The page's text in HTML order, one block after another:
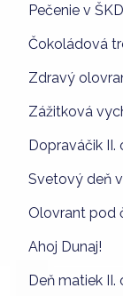
Pečenie v ŠKD
Čokoládová
Zdravý
Zážitková
Dopraváčik II.
Svetový deň
Olovrant pod
Ahoj Dunaj!
Deň matiek II.